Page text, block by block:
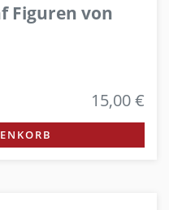
Figuren von
15,00 €